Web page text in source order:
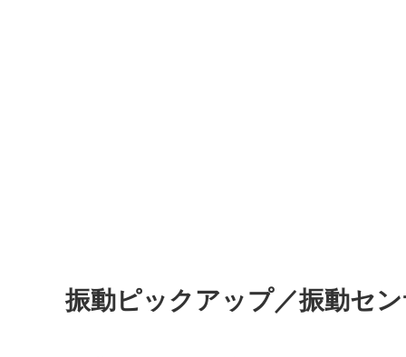
振動ピックアップ／振動セ